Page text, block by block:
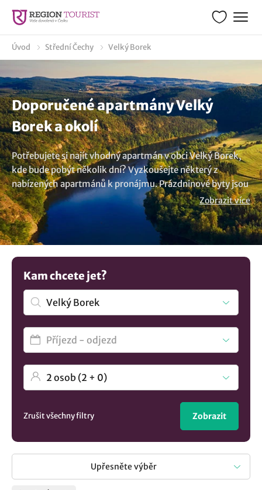
Úvod Střední Čechy Velký Borek
Doporučené apartmány Velký
Borek a okolí
Potřebujete si najít vhodný apartmán v obci Velký Borek,
kde bude pobýt několik dní? Vyzkoušejte některý z
nabízených apartmánů k pronájmu. Prázdninové byty jsou
skvělou volbou pro rodiny, které hledají pohodlné a
prostorné ubytování. Ať už máte v cestovním itineráři
návštěvu lokality Velký Borek nebo relaxovat v přírodě,
naše apartmány splní vaše očekávání. Moderní vybavení,
jako je kuchyně, led televize a bezplatné Wi-Fi, je
příjemným bonusem a je nezbytnou výbavou každého
apartmánu. Nevybrali jste si? Mrkněte na všechna
ubytování v lokalitě Velký Borek
Zobrazit více
Kam chcete jet?
Zrušit všechny filtry Zobrazit
Upřesněte výběr